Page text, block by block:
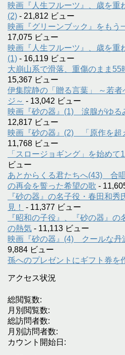
映画『人生フルーツ』、歳を重
(2) - 21,812 ビュー
映画『グリーンブック』をもう
17,075 ビュー
映画『人生フルーツ』、歳を重
(1) - 16,119 ビュー
大崩山系で滑落、重傷のまま55
15,367 ビュー
伊集院静の「贈る言葉」 ～若
ジ～ - 13,042 ビュー
映画『砂の器』(1) 涙腺がゆる
12,817 ビュー
映画『砂の器』(2) 「原作を超
11,768 ビュー
「スロージョギング」を始めて
ビュー
あとからくる君たちへ(43) 合
の再会を誓った希望の歌 -
『砂の器』の名子役・春田和
見！
- 11,377 ビュー
『昭和の子役』、『砂の器』
の熱気 - 11,113 ビュー
映画『砂の器』(4) クールな丹
9,884 ビュー
孫へのプレゼントにギフト券を
アクセス状況
総閲覧数:
月別閲覧数:
総訪問者数:
月別訪問者数:
カウント開始日: